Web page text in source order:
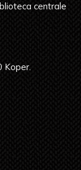
centrale
Koper.